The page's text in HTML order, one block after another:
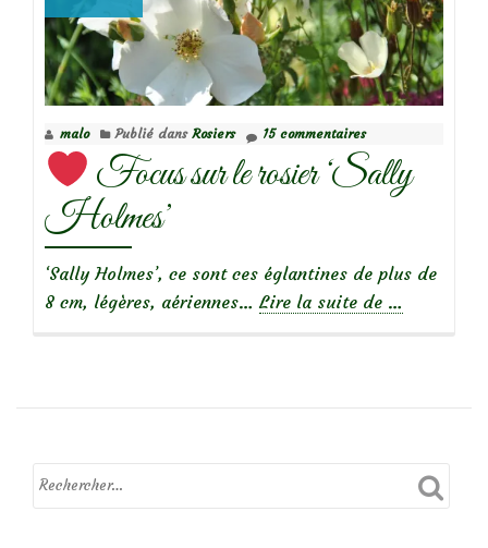
malo Publié dans Rosiers 15 commentaires
Focus sur le rosier ‘Sally
Holmes’
‘Sally Holmes’, ce sont ces églantines de plus de
8 cm, légères, aériennes… Lire la suite de
Focus
le
rosier
…